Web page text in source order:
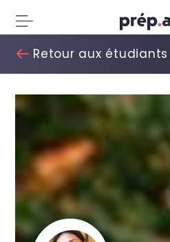
Retour aux étudiants